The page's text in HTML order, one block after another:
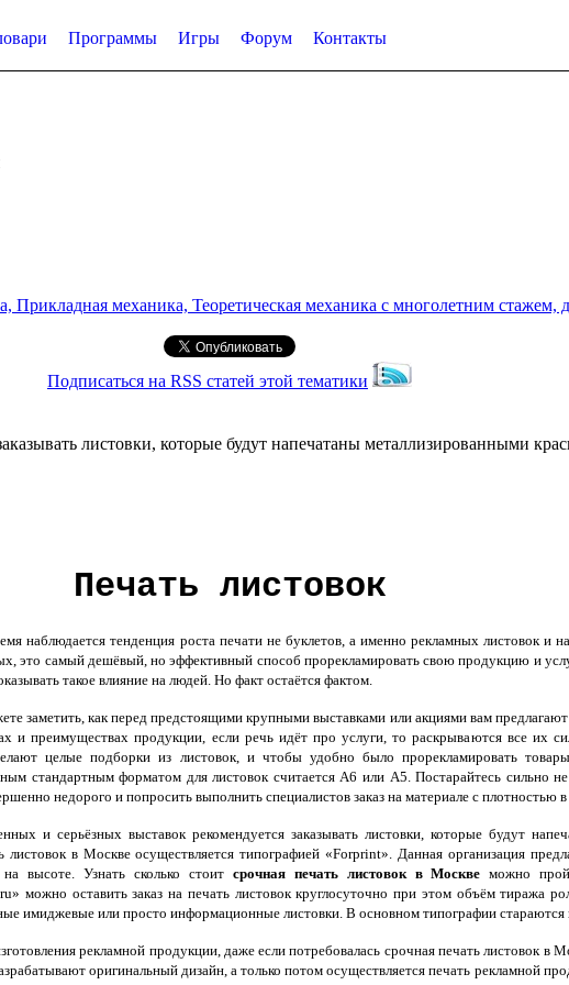
Программы Игры Форум Контакты
механика, Теоретическая механика с многолетним стажем,
Подписаться на RSS статей этой тематики
листовки, которые будут напечатаны металлизированными
Печать листовок
наблюдается тенденция роста печати не буклетов, а именно рекламных листовок
это самый дешёвый, но эффективный способ прорекламировать свою продукцию и
такое влияние на людей. Но факт остаётся фактом.
заметить, как перед предстоящими крупными выставками или акциями вам
и преимуществах продукции, если речь идёт про услуги, то раскрываются все
целые подборки из листовок, и чтобы удобно было прорекламировать
стандартным форматом для листовок считается А6 или A5. Постарайтесь сильно
недорого и попросить выполнить специалистов заказ на материале с плотностью
и серьёзных выставок рекомендуется заказывать листовки, которые будут
листовок в Москве осуществляется типографией «Forprint». Данная организация
высоте. Узнать сколько стоит срочная печать листовок в Москвеможно
можно оставить заказ на печать листовок круглосуточно при этом объём тиража
имиджевые или просто информационные листовки. В основном типографии стараются
рекламной продукции, даже если потребовалась срочная печать листовок в
оригинальный дизайн, а только потом осуществляется печать рекламной